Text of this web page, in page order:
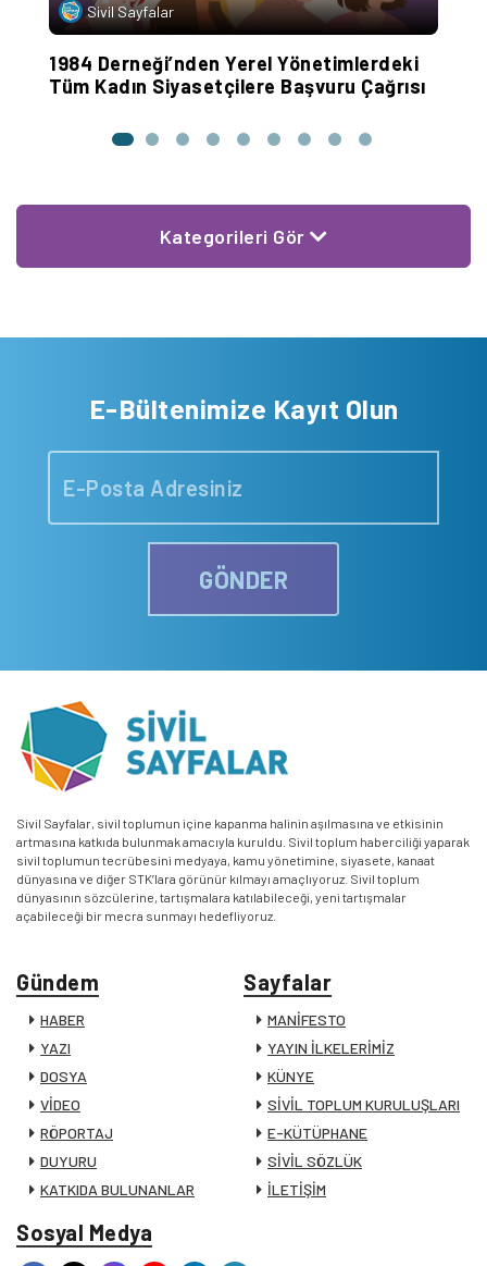
Sivil Sayfalar
1984 Derneği’nden Yerel Yönetimlerdeki
Tüm Kadın Siyasetçilere Başvuru Çağrısı
Kategorileri Gör
E-Bültenimize Kayıt Olun
GÖNDER
Sivil Sayfalar, sivil toplumun içine kapanma halinin aşılmasına ve etkisinin
artmasına katkıda bulunmak amacıyla kuruldu. Sivil toplum haberciliği yaparak
sivil toplumun tecrübesini medyaya, kamu yönetimine, siyasete, kanaat
dünyasına ve diğer STK’lara görünür kılmayı amaçlıyoruz. Sivil toplum
dünyasının sözcülerine, tartışmalara katılabileceği, yeni tartışmalar
açabileceği bir mecra sunmayı hedefliyoruz.
Gündem
HABER
YAZI
DOSYA
VİDEO
RÖPORTAJ
DUYURU
KATKIDA BULUNANLAR
Sayfalar
MANİFESTO
YAYIN İLKELERİMİZ
KÜNYE
SİVİL TOPLUM KURULUŞLARI
E-KÜTÜPHANE
SİVİL SÖZLÜK
İLETİŞİM
Sosyal Medya